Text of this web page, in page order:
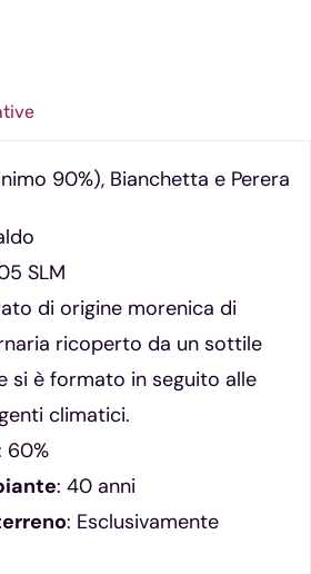
90%), Bianchetta e Perera
SLM
di origine morenica di
ricoperto da un sottile
si è formato in seguito alle
climatici.
60%
: 40 anni
: Esclusivamente